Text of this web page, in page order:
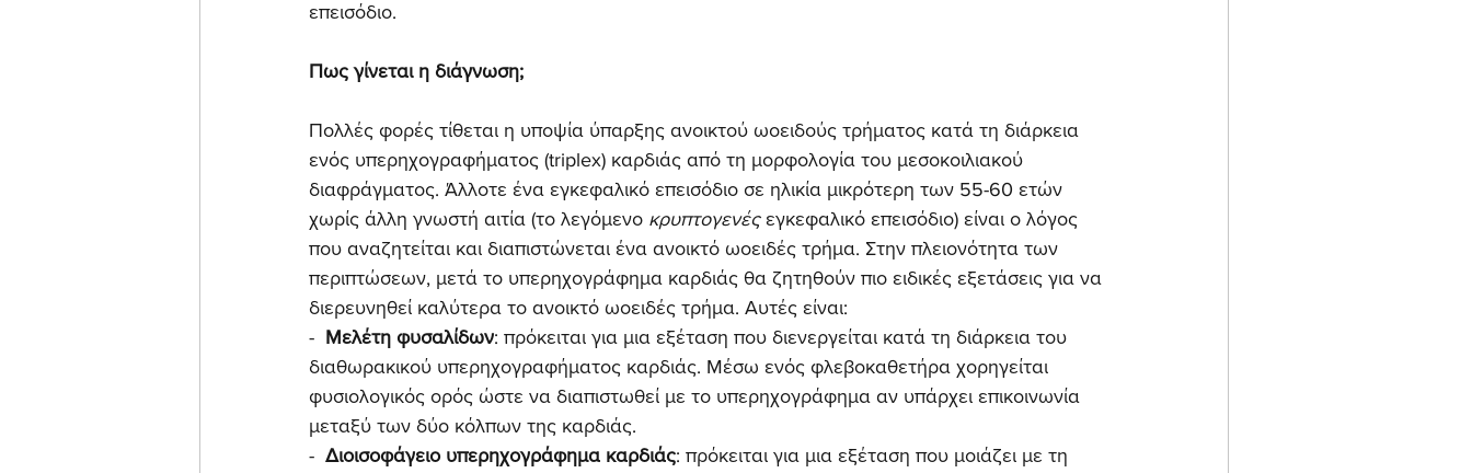
επεισόδιο.
Πως γίνεται η διάγνωση;
Πολλές φορές τίθεται η υποψία ύπαρξης ανοικτού ωοειδούς τρήματος κατά τη διάρκεια
ενός υπερηχογραφήματος (triplex) καρδιάς από τη μορφολογία του μεσοκοιλιακού
διαφράγματος. Άλλοτε ένα εγκεφαλικό επεισόδιο σε ηλικία μικρότερη των 55-60 ετών
χωρίς άλλη γνωστή αιτία (το λεγόμενο κρυπτογενές εγκεφαλικό επεισόδιο) είναι ο λόγος
που αναζητείται και διαπιστώνεται ένα ανοικτό ωοειδές τρήμα. Στην πλειονότητα των
περιπτώσεων, μετά το υπερηχογράφημα καρδιάς θα ζητηθούν πιο ειδικές εξετάσεις για να
διερευνηθεί καλύτερα το ανοικτό ωοειδές τρήμα. Αυτές είναι:
- Μελέτη φυσαλίδων: πρόκειται για μια εξέταση που διενεργείται κατά τη διάρκεια του
διαθωρακικού υπερηχογραφήματος καρδιάς. Μέσω ενός φλεβοκαθετήρα χορηγείται
φυσιολογικός ορός ώστε να διαπιστωθεί με το υπερηχογράφημα αν υπάρχει επικοινωνία
μεταξύ των δύο κόλπων της καρδιάς.
- Διοισοφάγειο υπερηχογράφημα καρδιάς: πρόκειται για μια εξέταση που μοιάζει με τη